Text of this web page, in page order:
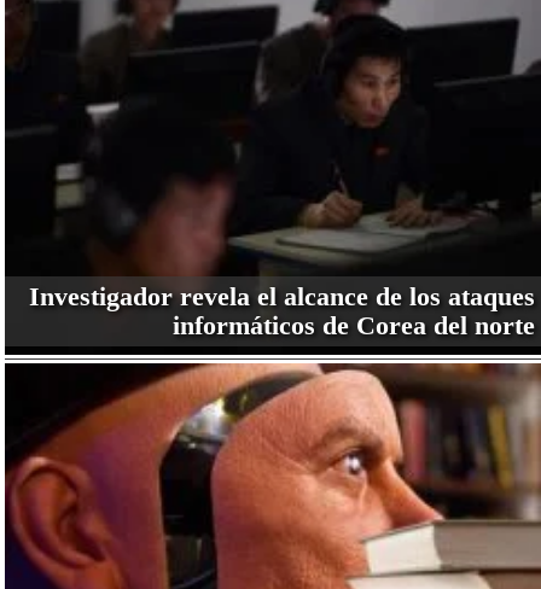
Investigador revela el alcance de los ataques
informáticos de Corea del norte